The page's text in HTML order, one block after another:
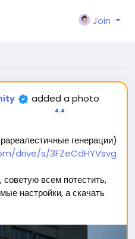
Join
added a photo
4.4
генерации)
drive/s/3FZeCdHYVsvg
всем потестить,
настройки, а скачать
безопасен, это наше
но ссылка